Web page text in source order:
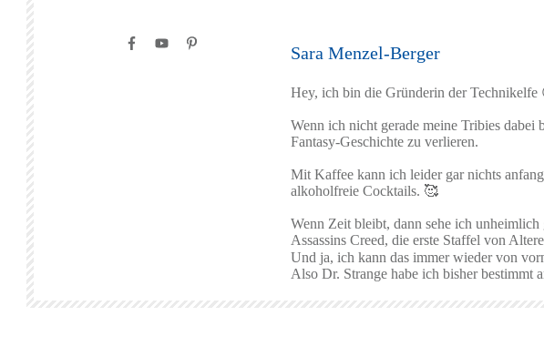
Sara Menzel-Berger
Hey, ich bin die Gründerin der Technikelfe
Wenn ich nicht gerade meine Tribies dabei
Fantasy-Geschichte zu verlieren.
Mit Kaffee kann ich leider gar nichts
alkoholfreie Cocktails. 🥰
Wenn Zeit bleibt, dann sehe ich
Assassins Creed, die erste Staffel von
Und ja, ich kann das immer wieder von
Also Dr. Strange habe ich bisher bestimmt